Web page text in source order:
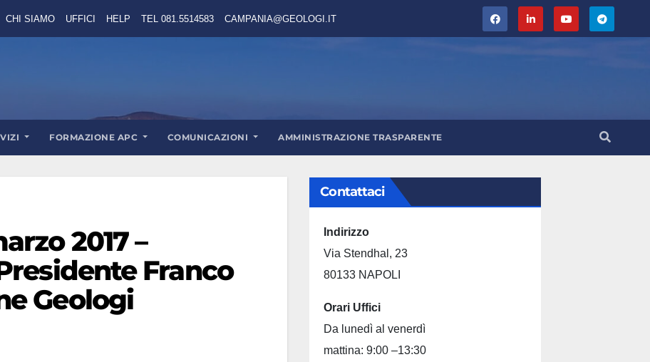
CHI SIAMO UFFICI HELP TEL 081.5514583 CAMPANIA@GEOLOGI.IT
FORMAZIONE APC COMUNICAZIONI AMMINISTRAZIONE TRASPARENTE
2017 –
Franco
Geologi
Contattaci
Indirizzo
Via Stendhal, 23
80133 NAPOLI
Orari Uffici
Da lunedì al venerdì
mattina: 9:00 –13:30